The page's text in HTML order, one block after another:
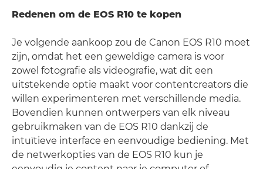
Redenen om de EOS R10 te kopen
Je volgende aankoop zou de Canon EOS R10 moet
zijn, omdat het een geweldige camera is voor
zowel fotografie als videografie, wat dit een
uitstekende optie maakt voor contentcreators die
willen experimenteren met verschillende media.
Bovendien kunnen ontwerpers van elk niveau
gebruikmaken van de EOS R10 dankzij de
intuïtieve interface en eenvoudige bediening. Met
de netwerkopties van de EOS R10 kun je